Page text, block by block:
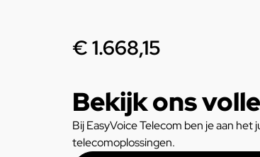
€1.668,15
Bekijk ons
Bij EasyVoice Telecom ben je aan
telecomoplossingen.